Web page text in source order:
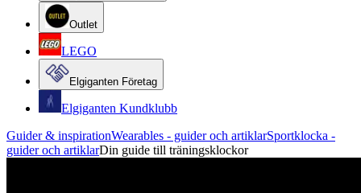
Outlet
LEGO
Elgiganten Företag
Elgiganten Kundklubb
Guider & inspirationWearables - guider och artiklarSportklocka -
guider och artiklarDin guide till träningsklockor